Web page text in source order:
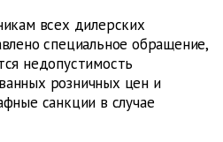
всех дилерских
специальное обращение,
недопустимость
розничных цен и
санкции в случае